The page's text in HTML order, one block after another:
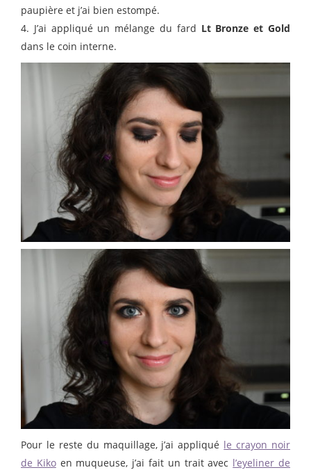
paupière et j’ai bien estompé.
4. J’ai appliqué un mélange du fard Lt Bronze et Gold
dans le coin interne.
Pour le reste du maquillage, j’ai appliqué le crayon noir
de Kikoen muqueuse, j’ai fait un trait avec l’eyeliner de